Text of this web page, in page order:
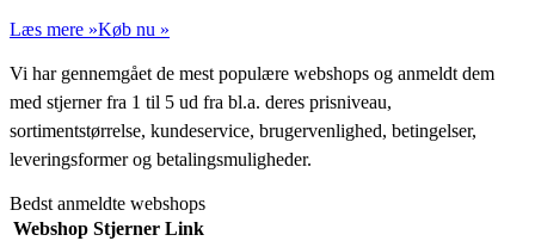
Læs mere »Køb nu »
Vi har gennemgået de mest populære webshops og anmeldt dem
med stjerner fra 1 til 5 ud fra bl.a. deres prisniveau,
sortimentstørrelse, kundeservice, brugervenlighed, betingelser,
leveringsformer og betalingsmuligheder.
Bedst anmeldte webshops
Webshop Stjerner Link